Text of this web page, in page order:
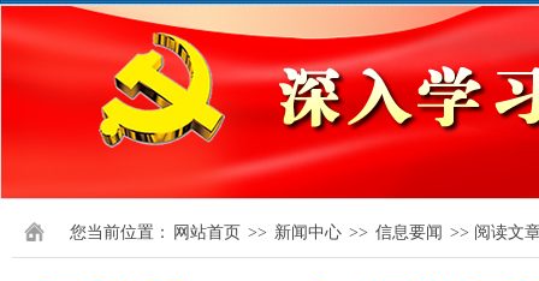
您当前位置： 网站首页 >> 新闻中心 >> 信息要闻 >> 阅读文